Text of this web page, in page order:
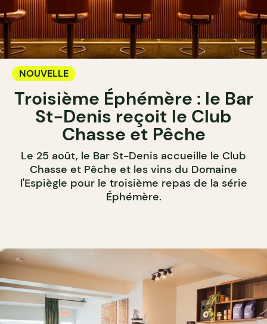
NOUVELLE
Troisième Éphémère : le Bar
St-Denis reçoit le Club
Chasse et Pêche
Le 25 août, le Bar St-Denis accueille le Club
Chasse et Pêche et les vins du Domaine
l'Espiègle pour le troisième repas de la série
Éphémère.